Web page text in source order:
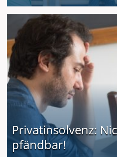
Privatinsolvenz:
pfändbar!